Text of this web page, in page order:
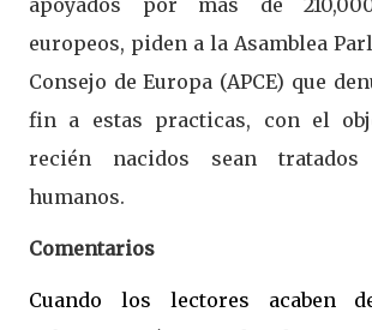
apoyados por más de
europeos, piden a la Asamblea
Consejo de Europa (APCE) que
fin a estas practicas, con el
recién nacidos sean tratados
humanos.
Comentarios
Cuando los lectores acaben